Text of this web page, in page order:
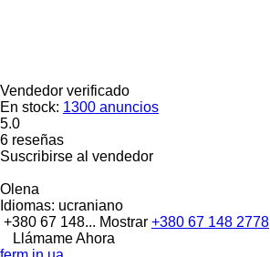
Vendedor verificado
En stock: 1300 anuncios
5.0
6 reseñas
Suscribirse al vendedor
Olena
Idiomas: ucraniano
+380 67 148... Mostrar +380 67 148 2778
Llámame Ahora